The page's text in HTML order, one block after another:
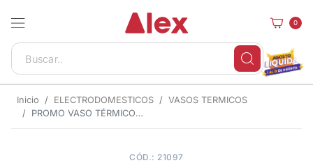
0
Inicio ELECTRODOMESTICOS
VASOS TERMICOS
PROMO VASO TÉRMICO C/ ABRIDOR (SURTIDO)
CÓD.: 21097